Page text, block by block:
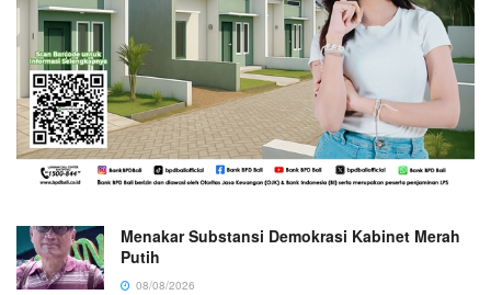
Menakar Substansi Demokrasi Kabinet Merah
Putih
08/08/2026